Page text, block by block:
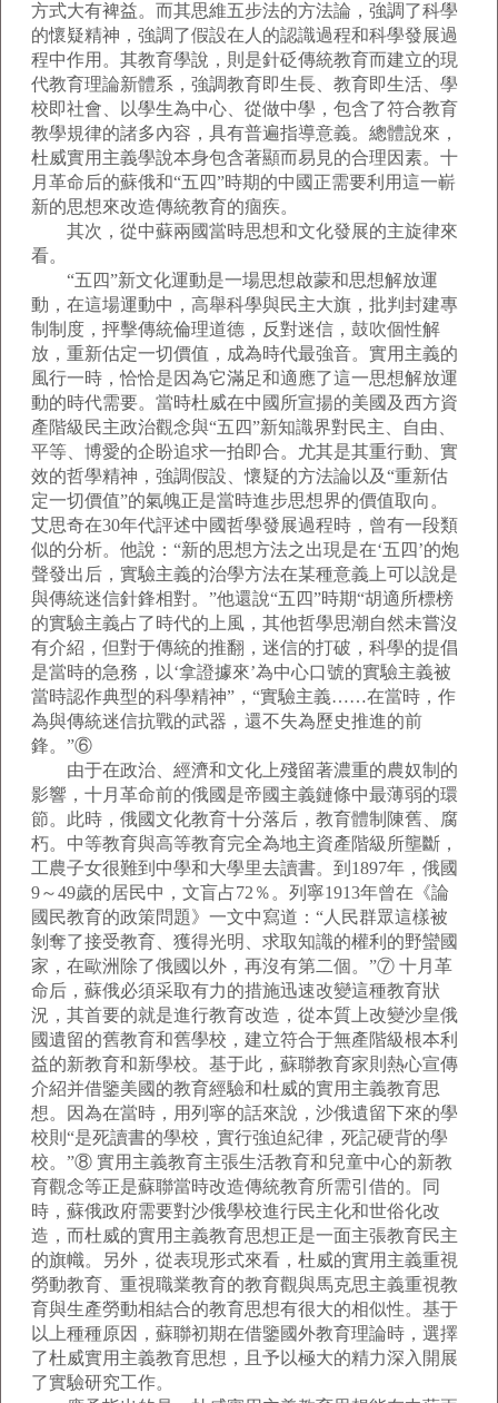
方式大有裨益。而其思維五步法的方法論，強調了科學
的懷疑精神，強調了假設在人的認識過程和科學發展過
程中作用。其教育學說，則是針砭傳統教育而建立的現
代教育理論新體系，強調教育即生長、教育即生活、學
校即社會、以學生為中心、從做中學，包含了符合教育
教學規律的諸多內容，具有普遍指導意義。總體說來，
杜威實用主義學說本身包含著顯而易見的合理因素。十
月革命后的蘇俄和“五四”時期的中國正需要利用這一嶄
新的思想來改造傳統教育的痼疾。
其次，從中蘇兩國當時思想和文化發展的主旋律來
看。
“五四”新文化運動是一場思想啟蒙和思想解放運
動，在這場運動中，高舉科學與民主大旗，批判封建專
制制度，抨擊傳統倫理道德，反對迷信，鼓吹個性解
放，重新估定一切價值，成為時代最強音。實用主義的
風行一時，恰恰是因為它滿足和適應了這一思想解放運
動的時代需要。當時杜威在中國所宣揚的美國及西方資
產階級民主政治觀念與“五四”新知識界對民主、自由、
平等、博愛的企盼追求一拍即合。尤其是其重行動、實
效的哲學精神，強調假設、懷疑的方法論以及“重新估
定一切價值”的氣魄正是當時進步思想界的價值取向。
艾思奇在30年代評述中國哲學發展過程時，曾有一段類
似的分析。他說：“新的思想方法之出現是在‘五四’的炮
聲發出后，實驗主義的治學方法在某種意義上可以說是
與傳統迷信針鋒相對。”他還說“五四”時期“胡適所標榜
的實驗主義占了時代的上風，其他哲學思潮自然未嘗沒
有介紹，但對于傳統的推翻，迷信的打破，科學的提倡
是當時的急務，以‘拿證據來’為中心口號的實驗主義被
當時認作典型的科學精神”，“實驗主義……在當時，作
為與傳統迷信抗戰的武器，還不失為歷史推進的前
鋒。”⑥
由于在政治、經濟和文化上殘留著濃重的農奴制的
影響，十月革命前的俄國是帝國主義鏈條中最薄弱的環
節。此時，俄國文化教育十分落后，教育體制陳舊、腐
朽。中等教育與高等教育完全為地主資產階級所壟斷，
工農子女很難到中學和大學里去讀書。到1897年，俄國
9～49歲的居民中，文盲占72％。列寧1913年曾在《論
國民教育的政策問題》一文中寫道：“人民群眾這樣被
剝奪了接受教育、獲得光明、求取知識的權利的野蠻國
家，在歐洲除了俄國以外，再沒有第二個。”⑦ 十月革
命后，蘇俄必須采取有力的措施迅速改變這種教育狀
況，其首要的就是進行教育改造，從本質上改變沙皇俄
國遺留的舊教育和舊學校，建立符合于無產階級根本利
益的新教育和新學校。基于此，蘇聯教育家則熱心宣傳
介紹并借鑒美國的教育經驗和杜威的實用主義教育思
想。因為在當時，用列寧的話來說，沙俄遺留下來的學
校則“是死讀書的學校，實行強迫紀律，死記硬背的學
校。”⑧ 實用主義教育主張生活教育和兒童中心的新教
育觀念等正是蘇聯當時改造傳統教育所需引借的。同
時，蘇俄政府需要對沙俄學校進行民主化和世俗化改
造，而杜威的實用主義教育思想正是一面主張教育民主
的旗幟。另外，從表現形式來看，杜威的實用主義重視
勞動教育、重視職業教育的教育觀與馬克思主義重視教
育與生產勞動相結合的教育思想有很大的相似性。基于
以上種種原因，蘇聯初期在借鑒國外教育理論時，選擇
了杜威實用主義教育思想，且予以極大的精力深入開展
了實驗研究工作。